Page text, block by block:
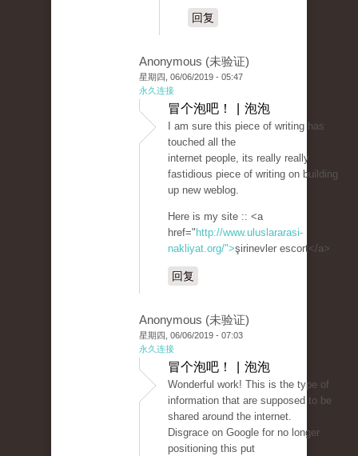
回复
Anonymous (未验证)
星期四, 06/06/2019 - 05:47
永久连接
冒个泡吧！ | 泡泡
I am sure this piece of writing has
touched all the
internet people, its really really
fastidious piece of writing on building
up new weblog.
Here is my site :: <a
href=" http://www.uluslararasi-
nakliyat.org/">şirinevler escort</a>
回复
Anonymous (未验证)
星期四, 06/06/2019 - 07:03
永久连接
冒个泡吧！ | 泡泡
Wonderful work! This is the type of
information that are supposed to be
shared around the internet.
Disgrace on Google for no longer
positioning this put